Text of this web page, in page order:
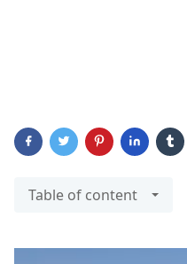
Table of content